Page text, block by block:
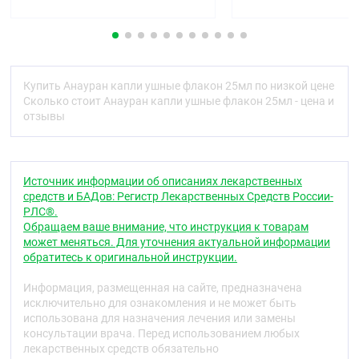
Неомицина сульфат — аминогликозидный
бактерицидно в отношении грамположительных
(Staphylococcus spp., Streptococcus pneumoniae) и
грамотрицательных (Escherichia coli, Shigella
dysenteriae spp., Shigella flexneri spp., Shigella boydii
— малоактивен.
Полимиксин В — полипептидный антибиотик.
Активен в отношении грамотрицательных
микроорганизмов:
dysenteria spp., Shigella flexneri spp., Shigella boydii
spp., Shigella sonnei spp., Salmonella typhi и
Salmonella paratyphi Pseudomonas aeruginosa
Heактивен в отношении
Proteus spp., Mycobacterium
spp., грамположительных кокков, грибов.
Оказывает слабое местнораздражающее
действие.
Лидокаин — местноанестезирующее средство,
Купить Анауран капли ушные флакон 25мл по низкой цене
Сколько стоит Анауран капли ушные флакон 25мл - цена и
отзывы
Источник информации об описаниях лекарственных
средств и БАДов: Регистр Лекарственных Средств России-
РЛС®.
Обращаем ваше внимание, что инструкция к товарам
может меняться. Для уточнения актуальной информации
обратитесь к оригинальной инструкции.
Информация, размещенная на сайте, предназначена
исключительно для ознакомления и не может быть
использована для назначения лечения или замены
консультации врача. Перед использованием любых
лекарственных средств обязательно